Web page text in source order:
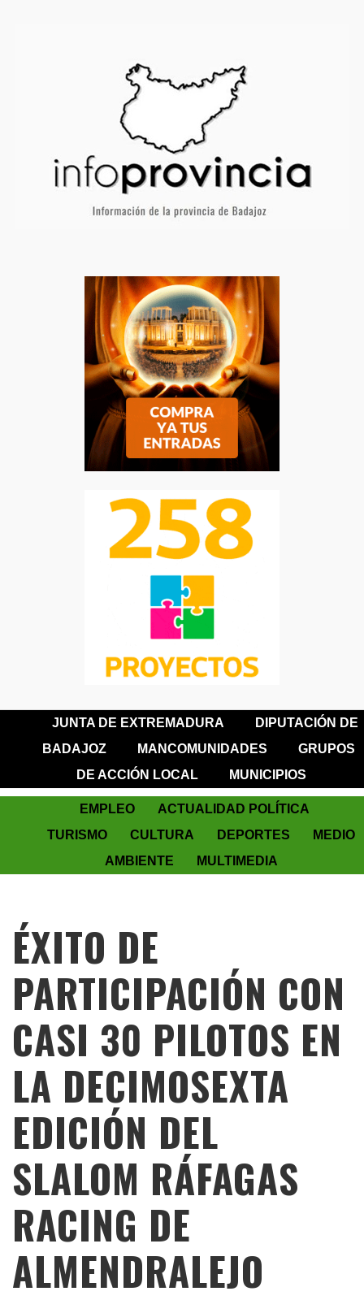
JUNTA DE EXTREMADURA
DIPUTACIÓN DE
BADAJOZ
MANCOMUNIDADES
GRUPOS
DE ACCIÓN LOCAL
MUNICIPIOS
EMPLEO
ACTUALIDAD POLÍTICA
TURISMO
CULTURA DEPORTES
MEDIO
AMBIENTE
MULTIMEDIA
ÉXITO DE
PARTICIPACIÓN CON
CASI 30 PILOTOS EN
LA DECIMOSEXTA
EDICIÓN DEL
SLALOM RÁFAGAS
RACING DE
ALMENDRALEJO